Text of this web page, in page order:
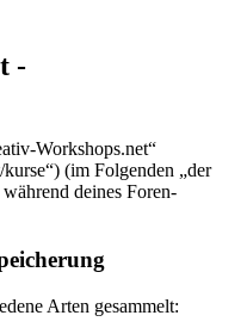
-
Workshops.net“
(im Folgenden „der
deines Foren-
Arten gesammelt: